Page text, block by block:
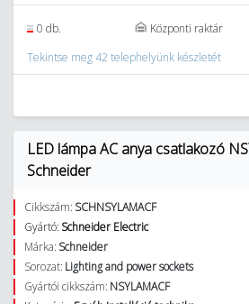
0 db. Központi raktár
Tekintse meg 42 telephelyünk készletét
LED lámpa AC anya csatlakozó
Schneider
Cikkszám: SCHNSYLAMACF
Gyártó: Schneider Electric
Márka: Schneider
Sorozat: Lighting and power sockets
Gyártói cikkszám: NSYLAMACF